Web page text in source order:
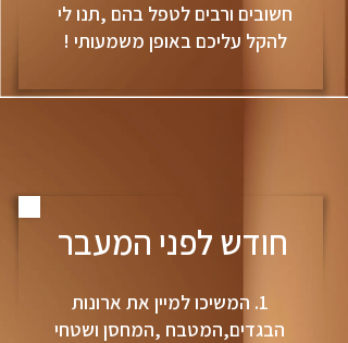
חשובים ורבים לטפל בהם ,תנו לי
להקל עליכם באופן משמעותי !
חודש לפני המעבר
1. המשיכו למיין את ארונות
הבגדים,המטבח ,המחסן ושטחי